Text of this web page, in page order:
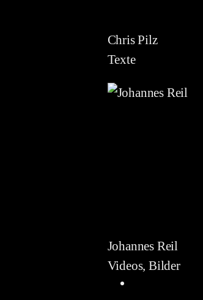
Chris Pilz
Texte
Johannes Reil
Videos, Bilder